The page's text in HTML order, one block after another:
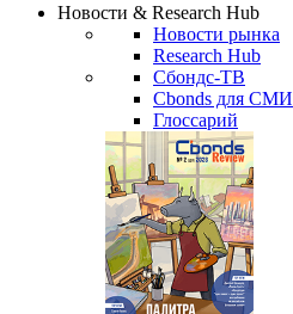
Новости & Research Hub
Новости рынка
Research Hub
Сбондс-ТВ
Cbonds для СМИ
Глоссарий